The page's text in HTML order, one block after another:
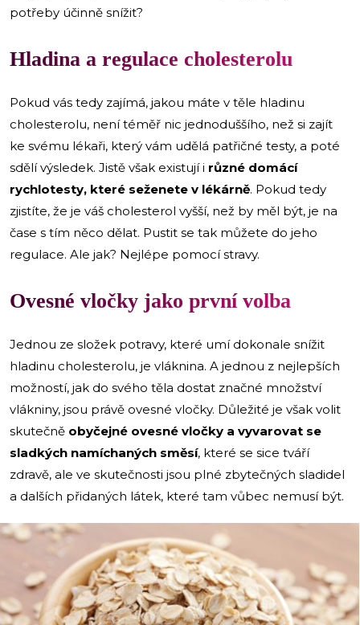
potřeby účinně snížit?
Hladina a regulace cholesterolu
Pokud vás tedy zajímá, jakou máte v těle hladinu
cholesterolu, není téměř nic jednoduššího, než si zajít
ke svému lékaři, který vám udělá patřičné testy, a poté
sdělí výsledek. Jistě však existují i různé domácí
rychlotesty, které seženete v lékárně. Pokud tedy
zjistíte, že je váš cholesterol vyšší, než by měl být, je na
čase s tím něco dělat. Pustit se tak můžete do jeho
regulace. Ale jak? Nejlépe pomocí stravy.
Ovesné vločky jako první volba
Jednou ze složek potravy, které umí dokonale snížit
hladinu cholesterolu, je vláknina. A jednou z nejlepších
možností, jak do svého těla dostat značné množství
vlákniny, jsou právě ovesné vločky. Důležité je však volit
skutečně obyčejné ovesné vločky a vyvarovat se
sladkých namíchaných směsí, které se sice tváří
zdravě, ale ve skutečnosti jsou plné zbytečných sladidel
a dalších přidaných látek, které tam vůbec nemusí být.